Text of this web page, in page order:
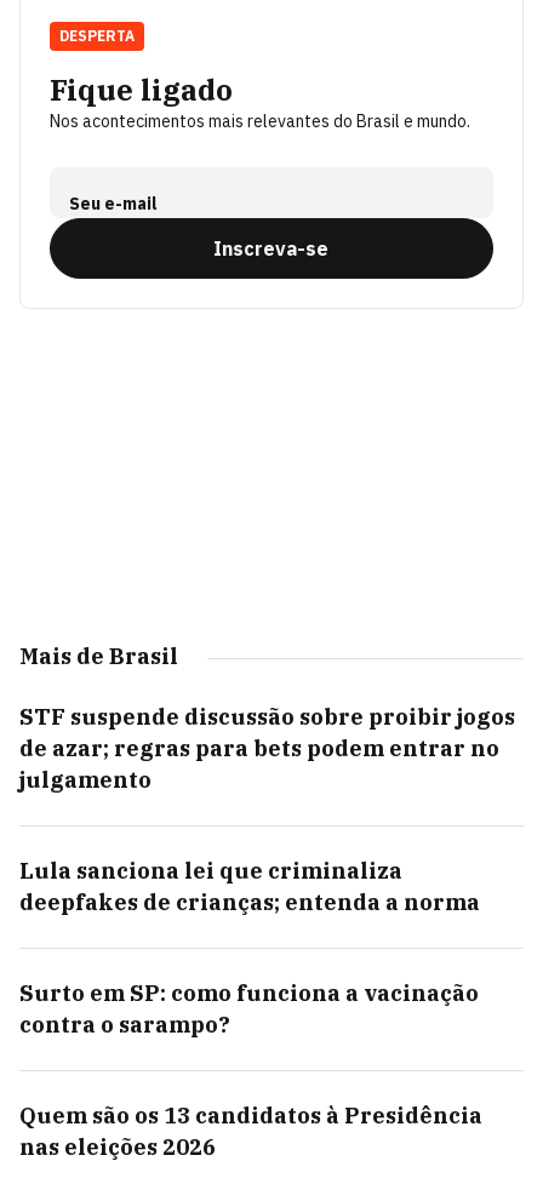
Fique ligado
Nos acontecimentos mais relevantes do Brasil e mundo.
Seu e-mail
Inscreva-se
DESPERTA
Mais de Brasil
STF suspende discussão sobre proibir jogos
de azar; regras para bets podem entrar no
julgamento
Lula sanciona lei que criminaliza
deepfakes de crianças; entenda a norma
Surto em SP: como funciona a vacinação
contra o sarampo?
Quem são os 13 candidatos à Presidência
nas eleições 2026